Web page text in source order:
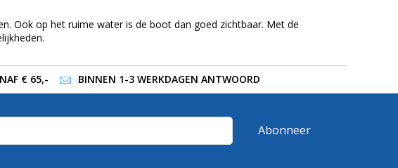
Ook op het ruime water is de boot dan goed zichtbaar. Met de
€ 65,- BINNEN 1-3 WERKDAGEN ANTWOORD
Abonneer